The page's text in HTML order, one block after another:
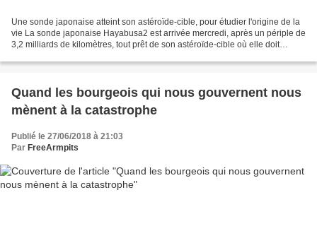
Une sonde japonaise atteint son astéroïde-cible, pour étudier l'origine de la
vie La sonde japonaise Hayabusa2 est arrivée mercredi, après un périple de
3,2 milliards de kilomètres, tout prêt de son astéroïde-cible où elle doit
Quand les bourgeois qui nous gouvernent nous
mènent à la catastrophe
Publié le 27/06/2018 à 21:03
Par FreeArmpits